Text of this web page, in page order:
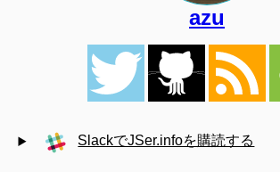
azu
SlackでJSer.infoを購読する